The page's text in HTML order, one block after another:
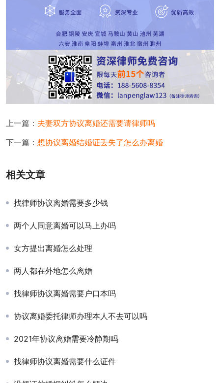
上一篇： 夫妻双方协议离婚还需要请律师吗
下一篇： 想协议离婚结婚证丢失了怎么办离婚
相关文章
找律师协议离婚需要多少钱
两个人同意离婚可以马上办吗
女方提出离婚怎么处理
两人都在外地怎么离婚
找律师协议离婚需要户口本吗
协议离婚委托律师办理本人不去可以吗
2021年协议离婚需要冷静期吗
找律师协议离婚需要什么证件